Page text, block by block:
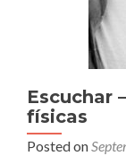
Escuchar
físicas
Posted on